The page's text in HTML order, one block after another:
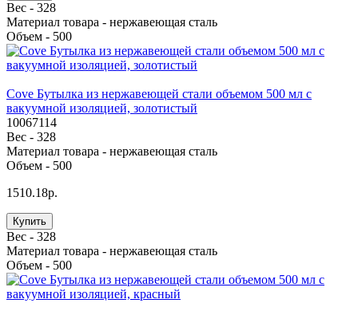
Вес - 328
Материал товара - нержавеющая cталь
Объем - 500
Cove Бутылка из нержавеющей стали объемом 500 мл с
вакуумной изоляцией, золотистый
10067114
Вес - 328
Материал товара - нержавеющая сталь
Объем - 500
1510.18р.
Купить
Вес - 328
Материал товара - нержавеющая сталь
Объем - 500